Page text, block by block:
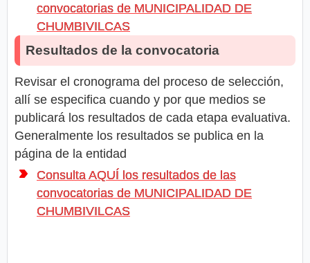
convocatorias de MUNICIPALIDAD DE
CHUMBIVILCAS
Resultados de la convocatoria
Revisar el cronograma del proceso de selección,
allí se especifica cuando y por que medios se
publicará los resultados de cada etapa evaluativa.
Generalmente los resultados se publica en la
página de la entidad
Consulta AQUÍ los resultados de las
convocatorias de MUNICIPALIDAD DE
CHUMBIVILCAS